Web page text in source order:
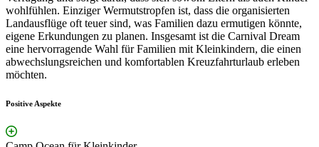
wohlfühlen. Einziger Wermutstropfen ist, dass die organisierten
Landausflüge oft teuer sind, was Familien dazu ermutigen könnte,
eigene Erkundungen zu planen. Insgesamt ist die Carnival Dream
eine hervorragende Wahl für Familien mit Kleinkindern, die einen
abwechslungsreichen und komfortablen Kreuzfahrturlaub erleben
möchten.
Positive Aspekte